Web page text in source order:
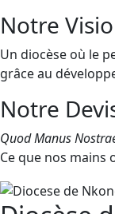
Notre
Un diocèse où le
grâce au
Notre
Quod Manus
Ce que nos mains